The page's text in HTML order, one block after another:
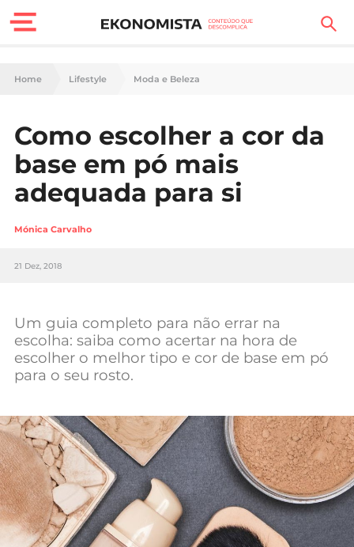
Finanças Pessoais
Carreira
Casa
Lifestyle
Sociedade
Negócios
Mundial 2026
Home Lifestyle Moda e Beleza
Como escolher a cor da
base em pó mais
adequada para si
Mónica Carvalho
21 Dez, 2018
Um guia completo para não errar na
escolha: saiba como acertar na hora de
escolher o melhor tipo e cor de base em pó
para o seu rosto.